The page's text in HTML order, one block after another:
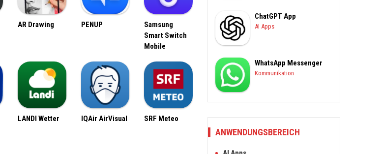
AR Drawing PENUP
Samsung
Smart Switch
Mobile
LANDI Wetter IQAir AirVisual SRF Meteo
ChatGPT App
AI Apps
WhatsApp Messenger
Kommunikation
ANWENDUNGSBEREICH